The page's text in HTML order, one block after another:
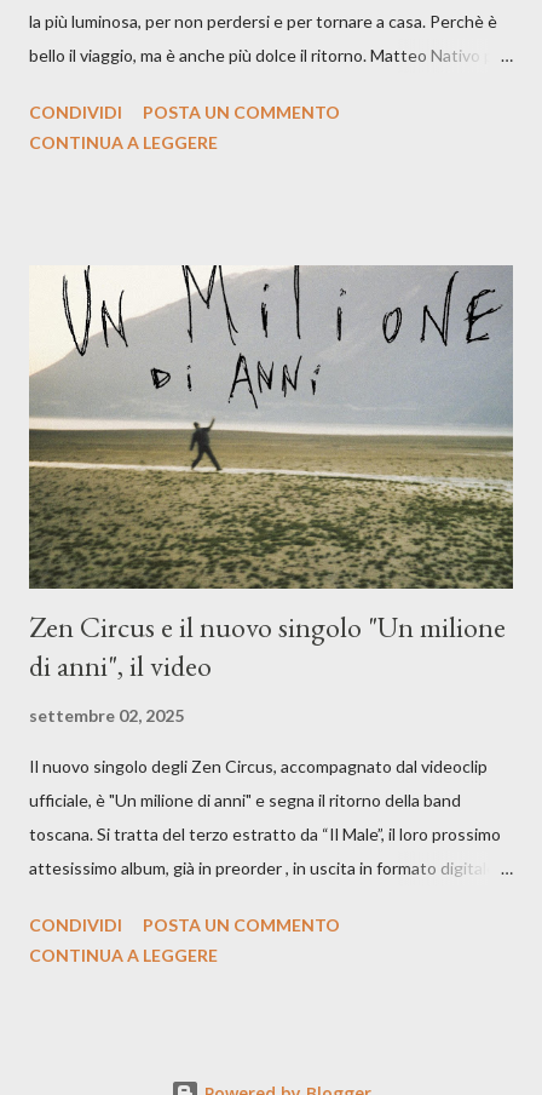
la più luminosa, per non perdersi e per tornare a casa. Perchè è
bello il viaggio, ma è anche più dolce il ritorno. Matteo Nativo per
indubbiamente matura e consapevole oltre che con ottimi
Dicevamo. Ed è da qui che il nostro inizia questo concept
musicale, con " Che ora è" , raccontando la separazione dalla
moglie, del senso di sconfitta e del caldo afoso che opprime,
giusta condizione di sopraffazione: "Non so che ora è, che giorno
è, di questa estate che...". E' raro fare uscire come singolo una
cover, ma...
CONDIVIDI
POSTA UN COMMENTO
CONTINUA A LEGGERE
Zen Circus e il nuovo singolo "Un milione
di anni", il video
settembre 02, 2025
Il nuovo singolo degli Zen Circus, accompagnato dal videoclip
ufficiale, è "Un milione di anni" e segna il ritorno della band
toscana. Si tratta del terzo estratto da “Il Male”, il loro prossimo
attesissimo album, già in preorder , in uscita in formato digitale il
Records. GUARDA IL VIDEO: CREDITI Produced by A71
CONDIVIDI
POSTA UN COMMENTO
CONTINUA A LEGGERE